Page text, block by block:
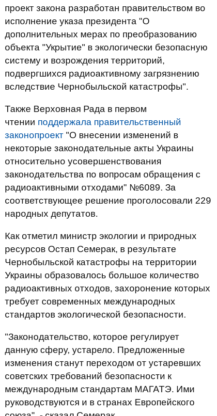
проект закона разработан правительством во
исполнение указа президента "О
дополнительных мерах по преобразованию
объекта "Укрытие" в экологически безопасную
систему и возрождения территорий,
подвергшихся радиоактивному загрязнению
вследствие Чернобыльской катастрофы".
Также Верховная Рада в первом
чтении поддержала правительственный
законопроект "О внесении изменений в
некоторые законодательные акты Украины
относительно усовершенствования
законодательства по вопросам обращения с
радиоактивными отходами" №6089. За
соответствующее решение проголосовали 229
народных депутатов.
Как отметил министр экологии и природных
ресурсов Остап Семерак, в результате
Чернобыльской катастрофы на территории
Украины образовалось большое количество
радиоактивных отходов, захоронение которых
требует современных международных
стандартов экологической безопасности.
"Законодательство, которое регулирует
данную сферу, устарело. Предложенные
изменения станут переходом от устаревших
советских требований безопасности к
международным стандартам МАГАТЭ. Ими
руководствуются и в странах Европейского